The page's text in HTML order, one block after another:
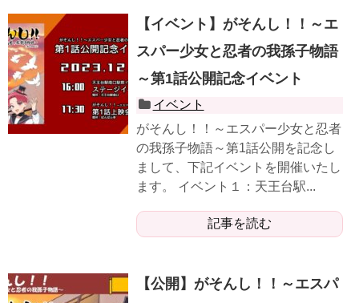
【イベント】がそんし！！～エ
スパー少女と忍者の我孫子物語
～第1話公開記念イベント
イベント
がそんし！！～エスパー少女と忍者
の我孫子物語～第1話公開を記念し
まして、下記イベントを開催いたし
ます。 イベント１：天王台駅...
記事を読む
【公開】がそんし！！～エスパ